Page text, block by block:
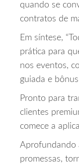
quando se
contratos de
Em síntese,
prática para
nos eventos,
guiada e
Pronto para
clientes
comece a
Aprofundando
promessas,